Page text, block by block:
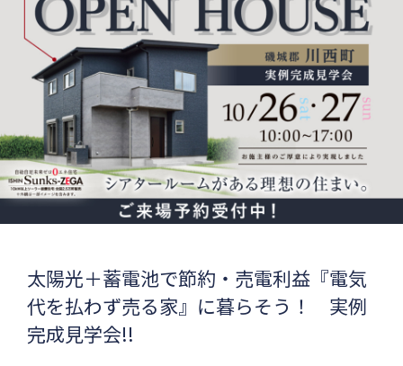
太陽光＋蓄電池で節約・売電利益『電気
代を払わず売る家』に暮らそう！ 実例
完成見学会!!